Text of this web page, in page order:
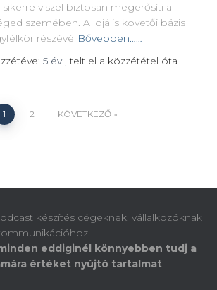
viszel biztosan megerősíti a
szemében. A lojális követői bázis
részévé Bővebben……
5 év,telt el a közzététel óta
1 2 KÖVETKEZŐ
készítés cégeknek, vállalkozóknak
eddiginél könnyebben tudj a
értéket nyújtó tartalmat